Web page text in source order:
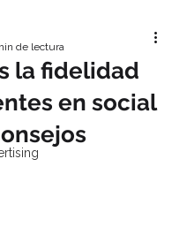
la fidelidad
en social
de lectura